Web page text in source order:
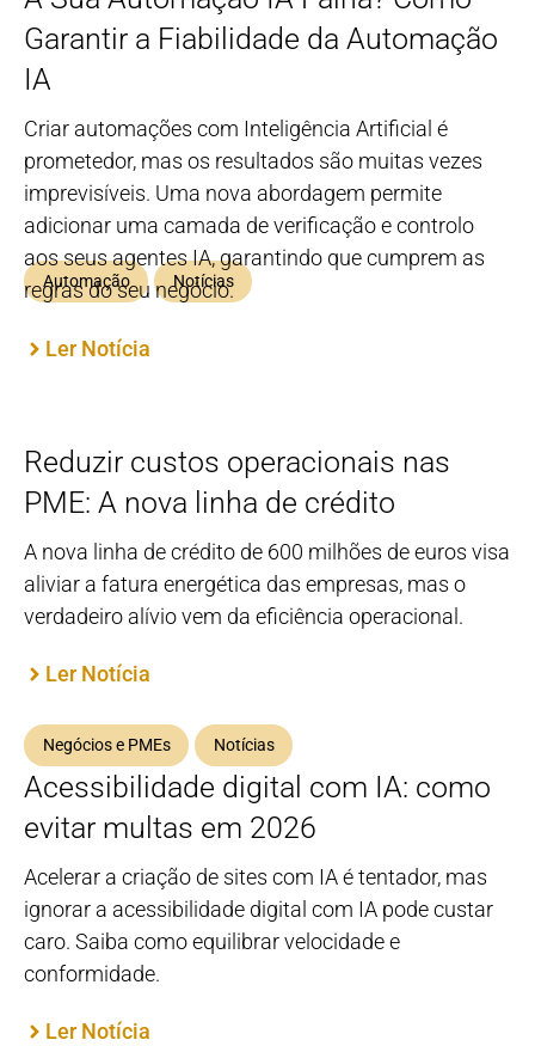
Automação Notícias
Garantir a Fiabilidade da Automação
IA
Criar automações com Inteligência Artificial é
prometedor, mas os resultados são muitas vezes
imprevisíveis. Uma nova abordagem permite
adicionar uma camada de verificação e controlo
aos seus agentes IA, garantindo que cumprem as
regras do seu negócio.
Ler Notícia
Negócios e PMEs Notícias
Reduzir custos operacionais nas
PME: A nova linha de crédito
A nova linha de crédito de 600 milhões de euros visa
aliviar a fatura energética das empresas, mas o
verdadeiro alívio vem da eficiência operacional.
Ler Notícia
Acessibilidade digital com IA: como
evitar multas em 2026
Acelerar a criação de sites com IA é tentador, mas
ignorar a acessibilidade digital com IA pode custar
caro. Saiba como equilibrar velocidade e
conformidade.
Ler Notícia